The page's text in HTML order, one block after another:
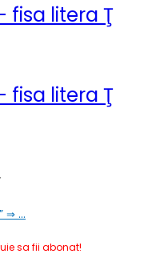
fisa litera Ţ
fisa litera Ţ
⇒ …
sa fii abonat!